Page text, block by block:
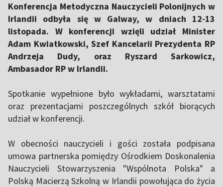
Konferencja Metodyczna Nauczycieli Polonijnych w
Irlandii odbyła się w Galway, w dniach 12-13
listopada. W konferencji wzięli udział Minister
Adam Kwiatkowski, Szef Kancelarii Prezydenta RP
Andrzeja Dudy, oraz Ryszard Sarkowicz,
Ambasador RP w Irlandii.
Spotkanie wypełnione było wykładami, warsztatami
oraz prezentacjami poszczególnych szkół biorących
udział w konferencji.
W obecności nauczycieli i gości została podpisana
umowa partnerska pomiędzy Ośrodkiem Doskonalenia
Nauczycieli Stowarzyszenia "Wspólnota Polska" a
Polską Macierzą Szkolną w Irlandii powołująca do życia